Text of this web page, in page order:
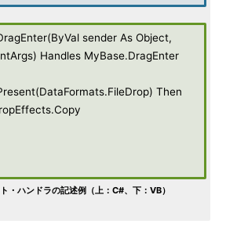
sender As Object,
Handles MyBase.DragEnter
Then
・ハンドラの記述例（上：C#、下：VB）